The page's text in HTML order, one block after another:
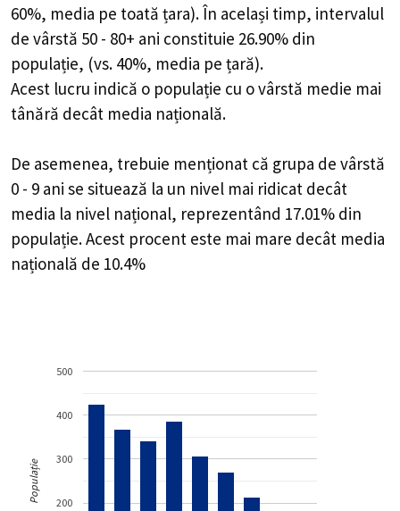
60%, media pe toată țara). În același timp, intervalul
de vârstă 50 - 80+ ani constituie 26.90% din
populație, (vs. 40%, media pe țară).
Acest lucru indică o populație cu o vârstă medie mai
tânără decât media națională.
De asemenea, trebuie menționat că grupa de vârstă
0 - 9 ani se situează la un nivel mai ridicat decât
media la nivel național, reprezentând 17.01% din
populație. Acest procent este mai mare decât media
națională de 10.4%
200
300
400
500
Populație